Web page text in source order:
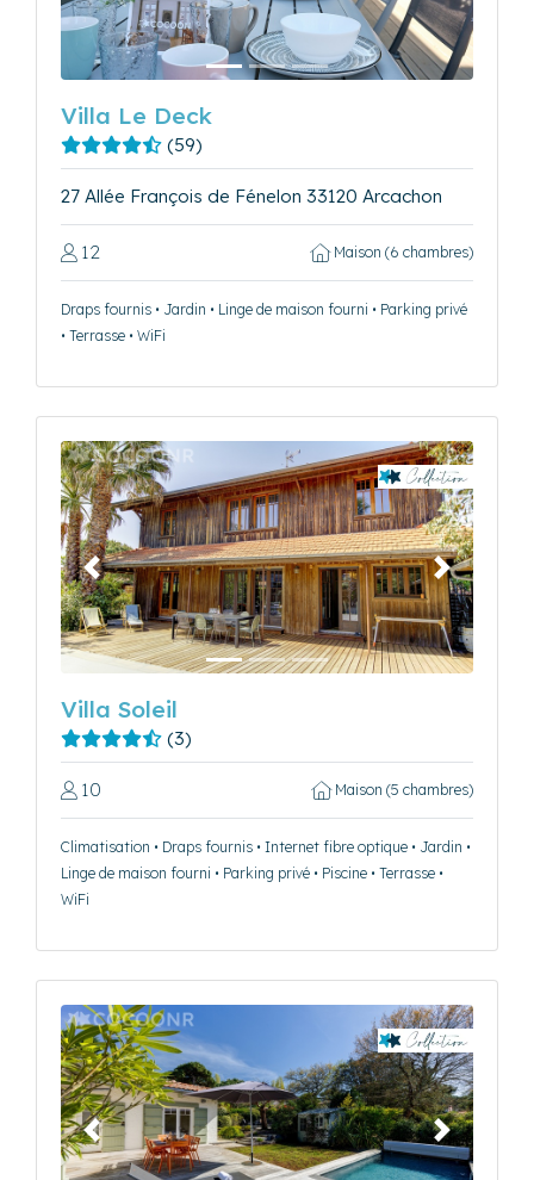
Villa Le Deck
(59)
27 Allée François de Fénelon 33120 Arcachon
12 Maison (6 chambres)
Draps fournis • Jardin • Linge de maison fourni • Parking privé
• Terrasse • WiFi
Précédent Suivant
Villa Soleil
(3)
10 Maison (5 chambres)
Climatisation • Draps fournis • Internet fibre optique • Jardin •
Linge de maison fourni • Parking privé • Piscine • Terrasse •
WiFi
Précédent Suivant